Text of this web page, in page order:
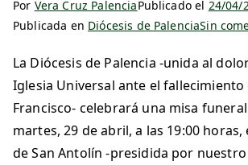
Por Vera Cruz PalenciaPublicado el 24/04/
Publicada en Diócesis de PalenciaSin
La Diócesis de Palencia -unida al
Iglesia Universal ante el fallecimiento
Francisco- celebrará una misa
martes, 29 de abril, a las 19:00 horas,
de San Antolín -presidida por